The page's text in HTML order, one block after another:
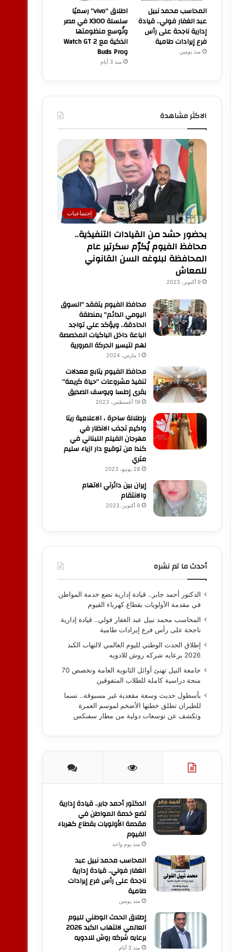
المحاسب محمد نبيل
عبد الغفار فولي.. قيادة
إدارية ناجحة على رأس
فرع إيرادات طامية
منذ يومين
اطلاق “vivo” رسميًا
سلسلة X300 في مصر
وتُوسع منظومتها
الذكية مع Watch GT 2
وBuds Pro
منذ 3 أيام
الاكثر مشاهدة
إجتماعيات
بحضور حشد من القيادات التنفيذية..
محافظ الفيوم يُكرّم سكرتير عام
المحافظة لبلوغه السن القانوني
للمعاش
9 أكتوبر، 2023
محافظ الفيوم يتفقد “السوق
اليومي الدائم” بمنطقة
الحادقة.. ويؤكد علي تواجد
الباعة داخل الباكيات المخصصة
لهم لتيسير الحركة المرورية
1 مارس، 2024
محافظ الفيوم يتابع معدلات
تنفيذ مشروعات “حياة كريمة”
بقرى إطسا ويوسف الصديق
19 أغسطس، 2023
بإطلالة ساحرة ، الاعلامية ريتا
واكيم تجذب الانظار في
مهرجان الفيلم اللبناني في
كندا من توقيع دار ازياء سليم
متري
28 يونيو، 2023
إيران بين دائرتي الاتهام
والانتقام
9 أكتوبر، 2023
أحدث ما تم نشره
الدكتور أحمد جابر.. قيادة إدارية تضع خدمة المواطن
في مقدمة الأولويات بقطاع كهرباء الفيوم
المحاسب محمد نبيل عبد الغفار فولي.. قيادة إدارية
ناجحة على رأس فرع إيرادات طامية
إطلاق الحدث الوطني لليوم العالمي لالتهاب الكبد
2026 برعايه شركه روش للادويه
جامعة النيل تهنئ أوائل الثانوية العامة وتخصص 70
منحة دراسية كاملة للطلاب المتفوقين
بأسطول حديث وسعة مقعدية غير مسبوقة.. نسما
للطيران تطلق خطتها الأضخم لموسم العمرة
وتكشف عن توسعات دولية من مطار سفنكس
الدكتور أحمد جابر.. قيادة إدارية
تضع خدمة المواطن في
مقدمة الأولويات بقطاع كهرباء
الفيوم
منذ يوم واحد
المحاسب محمد نبيل عبد
الغفار فولي.. قيادة إدارية
ناجحة على رأس فرع إيرادات
طامية
منذ يومين
إطلاق الحدث الوطني لليوم
العالمي لالتهاب الكبد 2026
برعايه شركه روش للادويه
منذ 3 أيام